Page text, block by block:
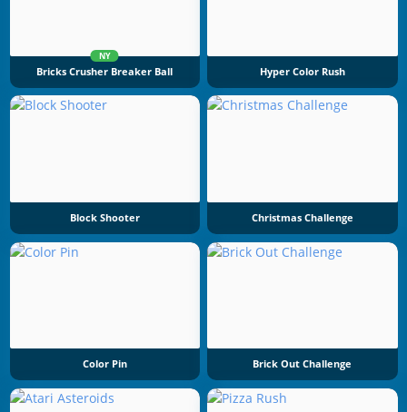
NY
Bricks Crusher Breaker Ball Hyper Color Rush
Block Shooter Christmas Challenge
Color Pin Brick Out Challenge